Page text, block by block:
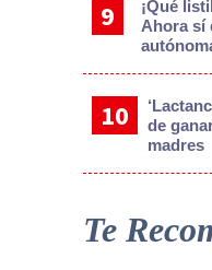
¡Qué
Ahora sí
de
madres
Te